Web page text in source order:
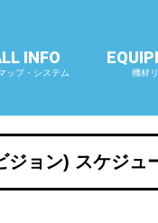
INFO
ップ・システム 機材
ョン) スケジュ